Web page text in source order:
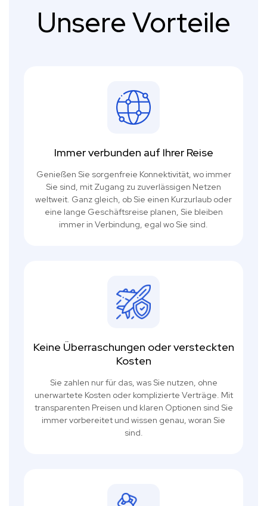
Unsere Vorteile
Immer verbunden auf Ihrer Reise
Genießen Sie sorgenfreie Konnektivität, wo immer
Sie sind, mit Zugang zu zuverlässigen Netzen
weltweit. Ganz gleich, ob Sie einen Kurzurlaub oder
eine lange Geschäftsreise planen, Sie bleiben
immer in Verbindung, egal wo Sie sind.
Keine Überraschungen oder versteckten
Kosten
Sie zahlen nur für das, was Sie nutzen, ohne
unerwartete Kosten oder komplizierte Verträge. Mit
transparenten Preisen und klaren Optionen sind Sie
immer vorbereitet und wissen genau, woran Sie
sind.